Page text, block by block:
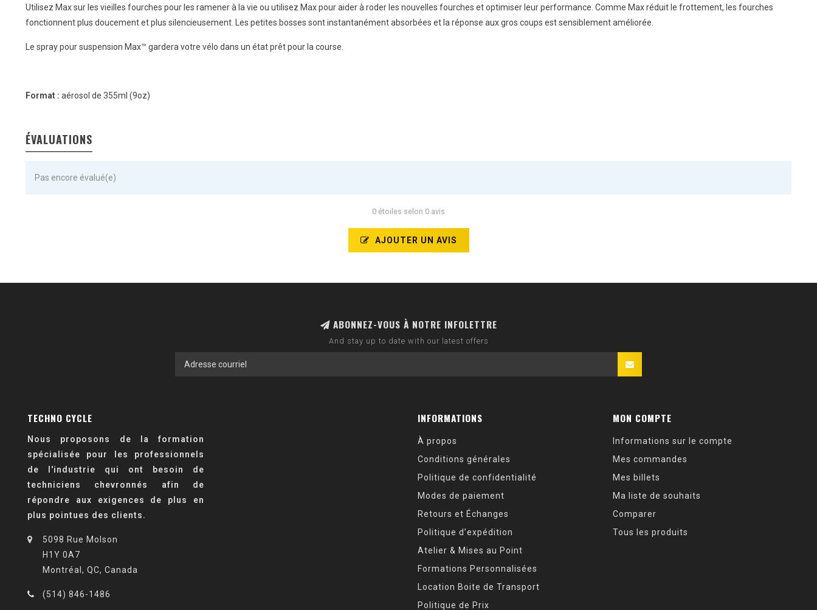
Utilisez Max sur les vieilles fourches pour les ramener à la vie ou utilisez Max pour aider à roder les nouvelles fourches et optimiser leur performance. Comme Max réduit le frottement, les fourches
fonctionnent plus doucement et plus silencieusement. Les petites bosses sont instantanément absorbées et la réponse aux gros coups est sensiblement améliorée.
Le spray pour suspension Max™ gardera votre vélo dans un état prêt pour la course.
Format : aérosol de 355ml (9oz)
ÉVALUATIONS
Pas encore évalué(e)
0 étoiles selon 0 avis
AJOUTER UN AVIS
ABONNEZ-VOUS À NOTRE INFOLETTRE
And stay up to date with our latest offers
TECHNO CYCLE
Nous proposons de la formation
spécialisée pour les professionnels
de l'industrie qui ont besoin de
techniciens chevronnés afin de
répondre aux exigences de plus en
plus pointues des clients.
5098 Rue Molson
H1Y 0A7
Montréal, QC, Canada
(514) 846-1486
INFORMATIONS
À propos
Conditions générales
Politique de confidentialité
Modes de paiement
Retours et Échanges
Politique d’expédition
Atelier & Mises au Point
Formations Personnalisées
Location Boite de Transport
Politique de Prix
MON COMPTE
Informations sur le compte
Mes commandes
Mes billets
Ma liste de souhaits
Comparer
Tous les produits